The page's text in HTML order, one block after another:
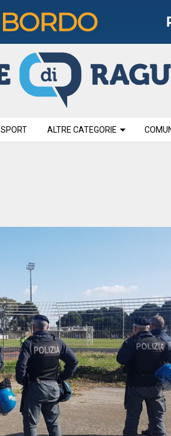
SPORT ALTRE CATEGORIE